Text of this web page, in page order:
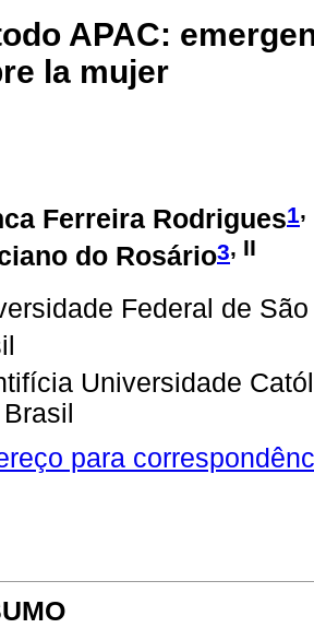
APAC:
la mujer
Ferreira Rodrigues1,
do Rosário3, II
Federal de
Universidade
para